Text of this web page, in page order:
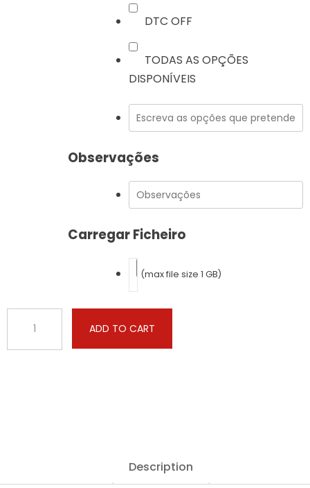
DTC OFF
TODAS AS OPÇÕES
DISPONÍVEIS
Observações
Carregar Ficheiro
(max file size 1 GB)
Romeo
-
ADD TO CART
Description